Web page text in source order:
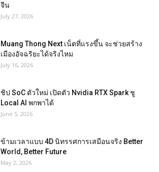
จีน
July 27, 2026
Muang Thong Next เน็ตที่แรงขึ้น จะช่วยสร้าง
เมืองอัจฉริยะได้จริงไหม
July 16, 2026
ชิป SoC ตัวใหม่ เปิดตัว Nvidia RTX Spark ชู
Local AI พกพาได้
June 5, 2026
ข้ามเวลาแบบ 4D นิทรรศการเสมือนจริง Better
World, Better Future
May 2, 2026